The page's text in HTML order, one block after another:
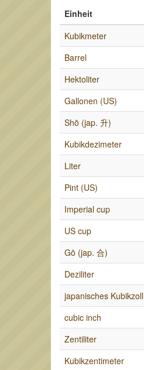
Einheit
Kubikmeter
Barrel
Hektoliter
Gallonen (US)
Shō (jap. 升)
Kubikdezimeter
Liter
Pint (US)
Imperial cup
US cup
Gō (jap. 合)
Deziliter
japanisches Kubikzoll
cubic inch
Zentiliter
Kubikzentimeter